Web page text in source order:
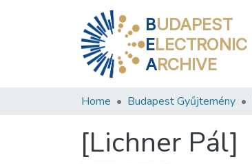
BUDAPEST
ELECTRONIC
ARCHIVE
Home Budapest Gyűjtemény
[Lichner Pál]